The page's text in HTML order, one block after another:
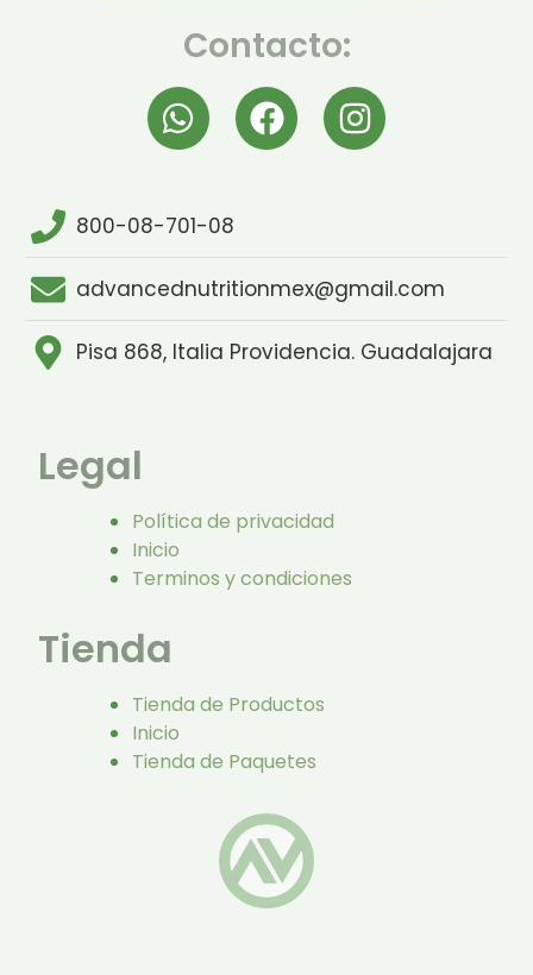
Contacto:
800-08-701-08
advancednutritionmex@gmail.com
Pisa 868, Italia Providencia. Guadalajara
Legal
Política de privacidad
Inicio
Terminos y condiciones
Tienda
Tienda de Productos
Inicio
Tienda de Paquetes